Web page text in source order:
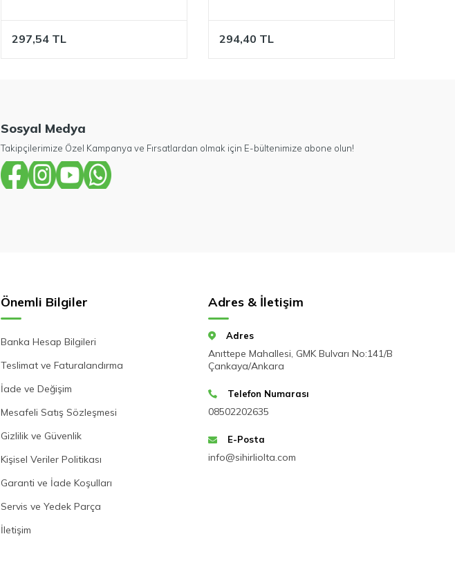
297,54 TL 294,40 TL
Sosyal Medya
Takipçilerimize Özel Kampanya ve Fırsatlardan olmak için E-bültenimize abone olun!
Önemli Bilgiler
Banka Hesap Bilgileri
Teslimat ve Faturalandırma
İade ve Değişim
Mesafeli Satış Sözleşmesi
Gizlilik ve Güvenlik
Kişisel Veriler Politikası
Garanti ve İade Koşulları
Servis ve Yedek Parça
İletişim
Adres & İletişim
Adres
Anıttepe Mahallesi, GMK Bulvarı No:141/B
Çankaya/Ankara
Telefon Numarası
08502202635
E-Posta
info@sihirliolta.com